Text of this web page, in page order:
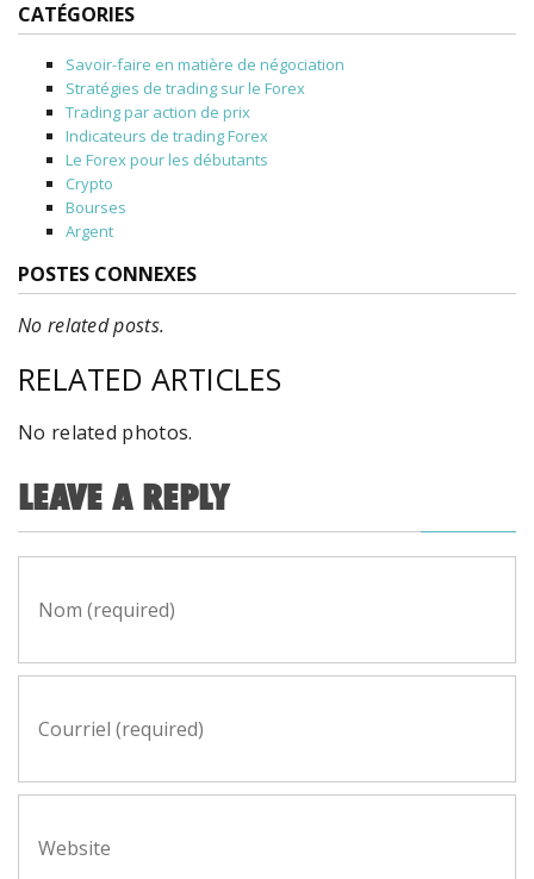
CATÉGORIES
Savoir-faire en matière de négociation
Stratégies de trading sur le Forex
Trading par action de prix
Indicateurs de trading Forex
Le Forex pour les débutants
Crypto
Bourses
Argent
POSTES CONNEXES
No related posts.
RELATED ARTICLES
No related photos.
LEAVE A REPLY